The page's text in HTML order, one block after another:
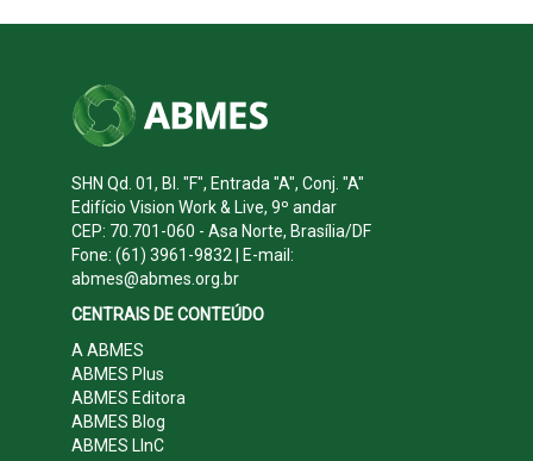
SHN Qd. 01, Bl. "F", Entrada "A", Conj. "A"
Edifício Vision Work & Live, 9º andar
CEP: 70.701-060 - Asa Norte, Brasília/DF
Fone: (61) 3961-9832 | E-mail:
abmes@abmes.org.br
CENTRAIS DE CONTEÚDO
A ABMES
ABMES Plus
ABMES Editora
ABMES Blog
ABMES LInC